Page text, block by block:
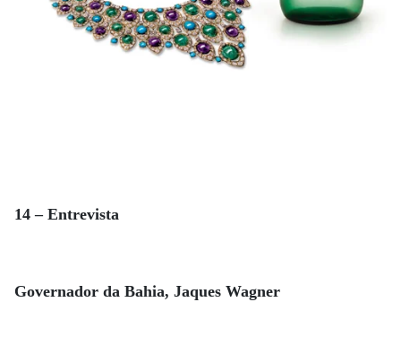
14 – Entrevista
Governador da Bahia, Jaques Wagner